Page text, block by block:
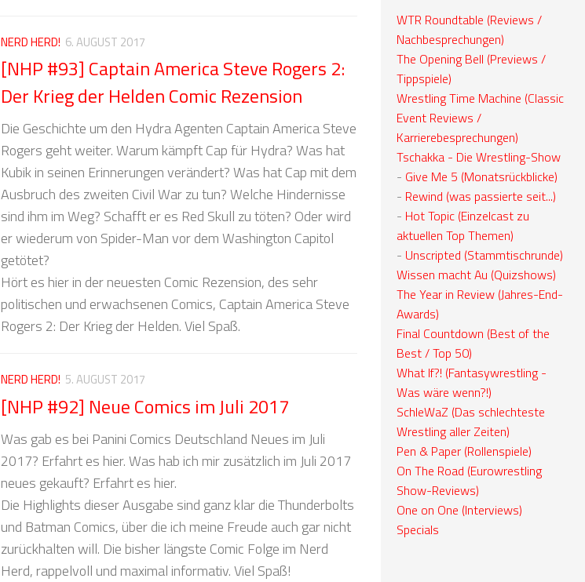
NERD HERD! 6. AUGUST 2017
[NHP #93] Captain America Steve Rogers 2:
Der Krieg der Helden Comic Rezension
Die Geschichte um den Hydra Agenten Captain America Steve
Rogers geht weiter. Warum kämpft Cap für Hydra? Was hat
Kubik in seinen Erinnerungen verändert? Was hat Cap mit dem
Ausbruch des zweiten Civil War zu tun? Welche Hindernisse
sind ihm im Weg? Schafft er es Red Skull zu töten? Oder wird
er wiederum von Spider-Man vor dem Washington Capitol
getötet?
Hört es hier in der neuesten Comic Rezension, des sehr
politischen und erwachsenen Comics, Captain America Steve
Rogers 2: Der Krieg der Helden. Viel Spaß.
NERD HERD! 5. AUGUST 2017
[NHP #92] Neue Comics im Juli 2017
Was gab es bei Panini Comics Deutschland Neues im Juli
2017? Erfahrt es hier. Was hab ich mir zusätzlich im Juli 2017
neues gekauft? Erfahrt es hier.
Die Highlights dieser Ausgabe sind ganz klar die Thunderbolts
und Batman Comics, über die ich meine Freude auch gar nicht
zurückhalten will. Die bisher längste Comic Folge im Nerd
Herd, rappelvoll und maximal informativ. Viel Spaß!
WTR Roundtable (Reviews /
Nachbesprechungen)
The Opening Bell (Previews /
Tippspiele)
Wrestling Time Machine (Classic
Event Reviews /
Karrierebesprechungen)
Tschakka - Die Wrestling-Show
- Give Me 5 (Monatsrückblicke)
- Rewind (was passierte seit...)
- Hot Topic (Einzelcast zu
aktuellen Top Themen)
- Unscripted (Stammtischrunde)
Wissen macht Au (Quizshows)
The Year in Review (Jahres-End-
Awards)
Final Countdown (Best of the
Best / Top 50)
What If?! (Fantasywrestling -
Was wäre wenn?!)
SchleWaZ (Das schlechteste
Wrestling aller Zeiten)
Pen & Paper (Rollenspiele)
On The Road (Eurowrestling
Show-Reviews)
One on One (Interviews)
Specials